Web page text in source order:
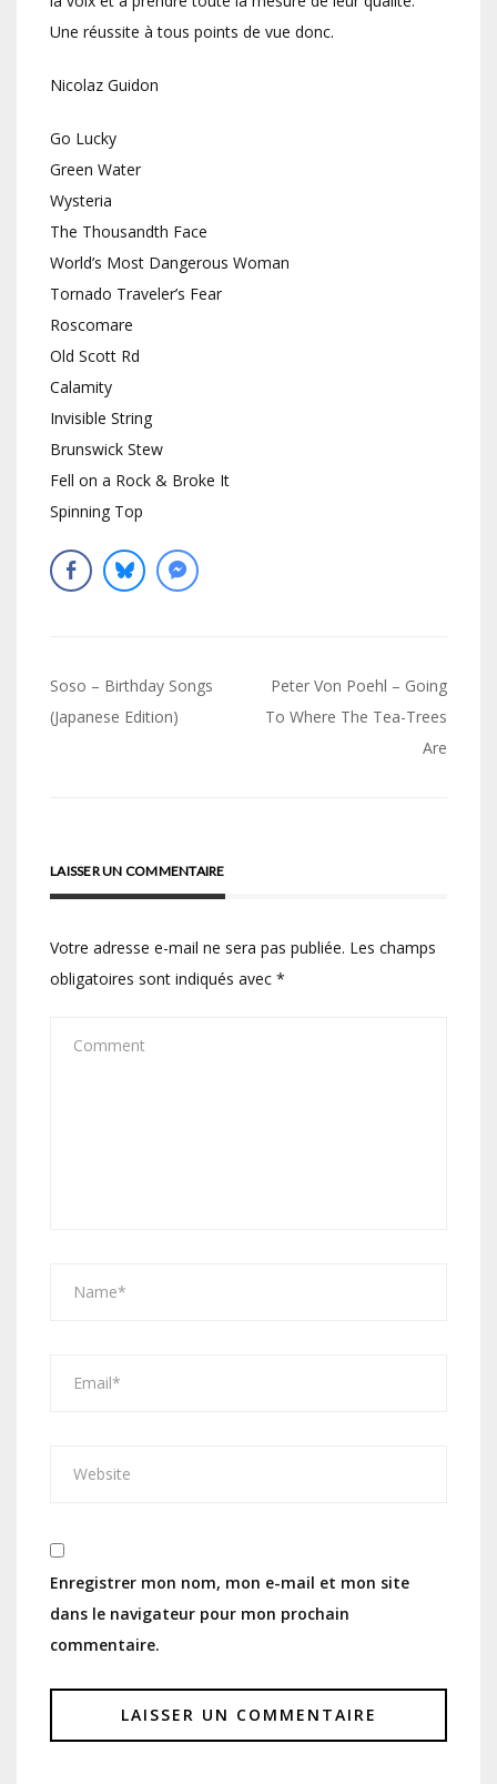
Une réussite à tous points de vue donc.
Nicolaz Guidon
Go Lucky
Green Water
Wysteria
The Thousandth Face
World’s Most Dangerous Woman
Tornado Traveler’s Fear
Roscomare
Old Scott Rd
Calamity
Invisible String
Brunswick Stew
Fell on a Rock & Broke It
Spinning Top
Navigation
de
Soso – Birthday Songs
(Japanese Edition)
Peter Von Poehl – Going
To Where The Tea-Trees
Are
LAISSER UN COMMENTAIRE
Votre adresse e-mail ne sera pas publiée. Les champs
obligatoires sont indiqués avec *
Enregistrer mon nom, mon e-mail et mon site
dans le navigateur pour mon prochain
commentaire.